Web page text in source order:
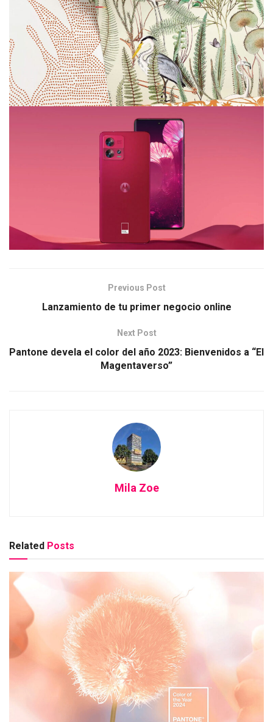
Previous Post
Lanzamiento de tu primer negocio online
Next Post
Pantone devela el color del año 2023: Bienvenidos a “El
Magentaverso”
Mila Zoe
Related Posts